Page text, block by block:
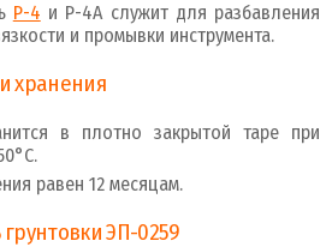
Р-4 и Р-4А служит для разбавления
и промывки инструмента.
хранения
в плотно закрытой таре при
равен 12 месяцам.
ЭП-0259